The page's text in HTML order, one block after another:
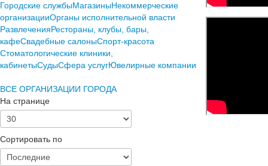
Городские службыМагазиныНекоммерческие
организацииОрганы исполнительной власти
РазвлеченияРестораны, клубы, бары,
кафеСвадебные салоныСпорт-красота
Стоматологические клиники,
кабинетыСудыСфера услугЮвелирные компании
ВСЕ ОРГАНИЗАЦИИ ГОРОДА
На странице
Сортировать по